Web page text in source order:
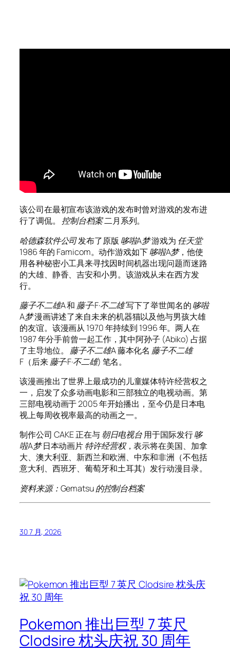
该公司在最初宣布该游戏的发布时曾对游戏的发布进
行了调侃。 控制台档案二月系列。
哈德森软件公司发布了原版 哆啦A梦游戏为 任天堂
1986 年的 Famicom。动作游戏如下哆啦A梦，他使
用各种秘密小工具来寻找因时间机器出现问题而迷路
的大雄、静香、吉安和小男。该游戏从未在西方发
行。
藤子不二雄A和 藤子·F·不二雄写下了举世闻名的哆啦
A梦漫画讲述了来自未来的机器猫以及他与男孩大雄
的友谊。该漫画从 1970 年持续到 1996 年。两人在
1987 年分手前曾一起工作，其中阿孙子 (Abiko) 占据
了主导地位。 藤子不二雄A藤本化名 藤子不二雄
F（后来藤子·F·不二雄) 笔名。
该漫画推出了世界上最成功的儿童媒体特许经营权之
一，启发了众多动画电影和三部独立的电视动画。第
三部电视动画于 2005 年开始播出，至今仍是日本电
视上每周收视率最高的动画之一。
制作公司 CAKE 正在与朝日电视台用于国际发行哆
啦A梦日本动画片特许经营权，表示将在美国、加拿
大、澳大利亚、新西兰和欧洲、中东和非洲（不包括
意大利、西班牙、葡萄牙和土耳其）发行动漫目录。
资料来源：Gematsu 的控制台档案
30 7 月, 2026
Pokemon 推出巨型 7 英尺
Clodsire 枕头庆祝 30 周年